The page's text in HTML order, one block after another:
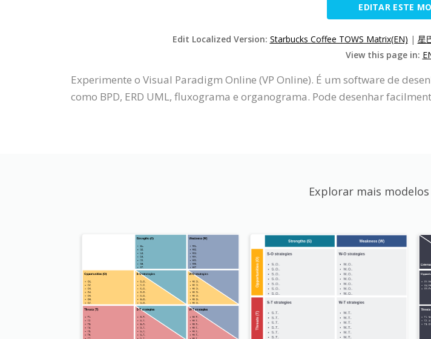
EDITAR ESTE
Edit Localized Version: Starbucks Coffee TOWS Matrix(EN) | 星
View this page in:
Experimente o Visual Paradigm Online (VP Online). É um software de
como BPD, ERD UML, fluxograma e organograma. Pode desenhar
Explorar mais modelos